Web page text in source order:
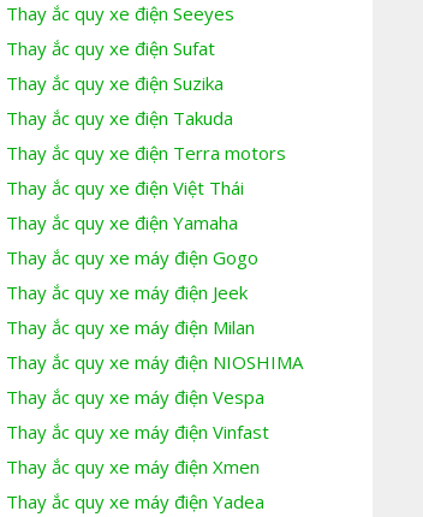
Thay ắc quy xe điện Seeyes
Thay ắc quy xe điện Sufat
Thay ắc quy xe điện Suzika
Thay ắc quy xe điện Takuda
Thay ắc quy xe điện Terra motors
Thay ắc quy xe điện Việt Thái
Thay ắc quy xe điện Yamaha
Thay ắc quy xe máy điện Gogo
Thay ắc quy xe máy điện Jeek
Thay ắc quy xe máy điện Milan
Thay ắc quy xe máy điện NIOSHIMA
Thay ắc quy xe máy điện Vespa
Thay ắc quy xe máy điện Vinfast
Thay ắc quy xe máy điện Xmen
Thay ắc quy xe máy điện Yadea